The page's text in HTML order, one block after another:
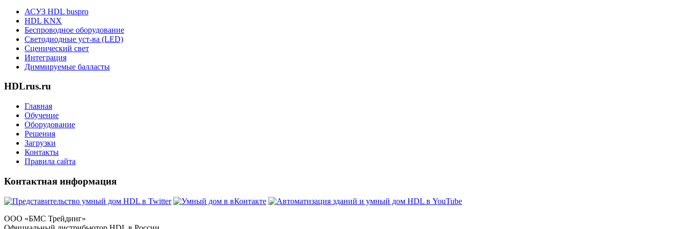
АСУЗ HDL buspro
HDL KNX
Беспроводное оборудование
Светодиодные уст-ва (LED)
Сценический свет
Интеграция
Диммируемые балласты
HDLrus.ru
Главная
Обучение
Оборудование
Решения
Загрузки
Контакты
Правила сайта
Контактная информация
ООО «БМС Трейдинг»